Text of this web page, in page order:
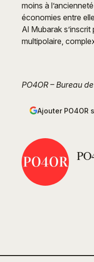
moins à
économies entre
Al Mubarak
multipolaire,
PO4OR – Bureau
Ajouter PO4OR